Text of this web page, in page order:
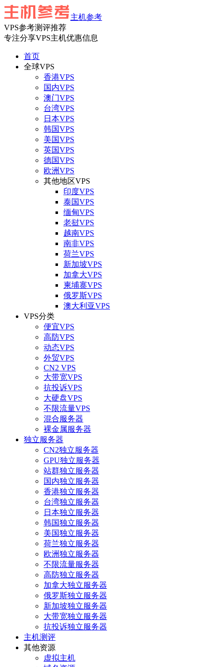
主机参考
VPS参考测评推荐
专注分享VPS主机优惠信息
首页
全球VPS
香港VPS
国内VPS
澳门VPS
台湾VPS
日本VPS
韩国VPS
美国VPS
英国VPS
德国VPS
欧洲VPS
其他地区VPS
印度VPS
泰国VPS
缅甸VPS
老挝VPS
越南VPS
南非VPS
荷兰VPS
新加坡VPS
加拿大VPS
柬埔寨VPS
俄罗斯VPS
澳大利亚VPS
VPS分类
便宜VPS
高防VPS
动态VPS
外贸VPS
CN2 VPS
大带宽VPS
抗投诉VPS
大硬盘VPS
不限流量VPS
混合服务器
裸金属服务器
独立服务器
CN2独立服务器
GPU独立服务器
站群独立服务器
国内独立服务器
香港独立服务器
台湾独立服务器
日本独立服务器
韩国独立服务器
美国独立服务器
荷兰独立服务器
欧洲独立服务器
不限流量服务器
高防独立服务器
加拿大独立服务器
俄罗斯独立服务器
新加坡独立服务器
大带宽独立服务器
抗投诉独立服务器
主机测评
其他资源
虚拟主机